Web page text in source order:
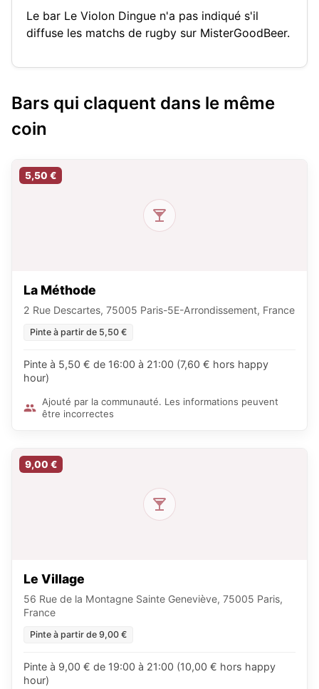
Le bar Le Violon Dingue n'a pas indiqué s'il
diffuse les matchs de rugby sur MisterGoodBeer.
Bars qui claquent dans le même
coin
5,50 €
La Méthode
2 Rue Descartes, 75005 Paris-5E-Arrondissement, France
Pinte à partir de 5,50 €
Pinte à 5,50 € de 16:00 à 21:00 (7,60 € hors happy
hour)
Ajouté par la communauté. Les informations peuvent
être incorrectes
9,00 €
Le Village
56 Rue de la Montagne Sainte Geneviève, 75005 Paris,
France
Pinte à partir de 9,00 €
Pinte à 9,00 € de 19:00 à 21:00 (10,00 € hors happy
hour)